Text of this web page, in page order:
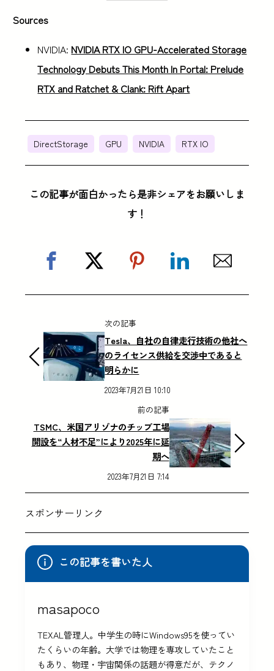
Sources
NVIDIA: NVIDIA RTX IO GPU-Accelerated Storage
Technology Debuts This Month In Portal: Prelude
RTX and Ratchet & Clank: Rift Apart
DirectStorage GPU NVIDIA RTX IO
この記事が面白かったら是非シェアをお願いしま
す！
次の記事
Tesla、自社の自律走行技術の他社へ
のライセンス供給を交渉中であると
明らかに
2023年7月21日 10:10
前の記事
TSMC、米国アリゾナのチップ工場
開設を“人材不足”により2025年に延
期へ
2023年7月21日 7:14
スポンサーリンク
この記事を書いた人
masapoco
TEXAL管理人。中学生の時にWindows95を使ってい
たくらいの年齢。大学では物理を専攻していたこと
もあり、物理・宇宙関係の話題が得意だが、テクノ